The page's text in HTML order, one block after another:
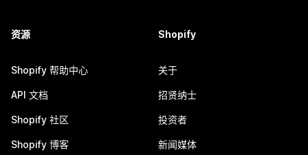
资源
Shopify 帮助中心
API 文档
Shopify 社区
Shopify 博客
Shopify
关于
招贤纳士
投资者
新闻媒体